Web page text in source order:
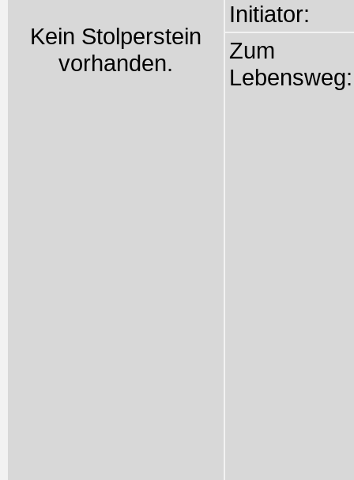
Kein Stolperstein
vorhanden.
Initiator:
Zum
Lebensweg: